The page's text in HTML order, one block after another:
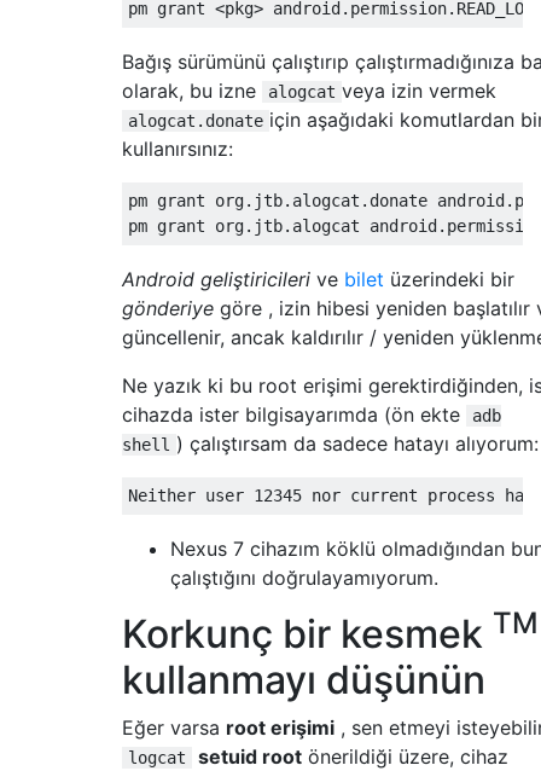
Bağış sürümünü çalıştırıp çalıştırmadığınıza
olarak, bu izne
alogcat veya izin vermek
alogcat.donate için aşağıdaki komutlardan
kullanırsınız:
pm grant org.jtb.alogcat.donate
Android geliştiricileri ve bilet üzerindeki bir
gönderiye göre , izin hibesi yeniden başlatılır
güncellenir, ancak kaldırılır / yeniden
Ne yazık ki bu root erişimi gerektirdiğinden,
cihazda ister bilgisayarımda (ön ekte
adb
shell ) çalıştırsam da sadece hatayı alıyorum:
Nexus 7 cihazım köklü olmadığından
çalıştığını doğrulayamıyorum.
Korkunç bir kesmek TM
kullanmayı düşünün
Eğer varsa root erişimi , sen etmeyi
logcat setuid root önerildiği üzere, cihaz